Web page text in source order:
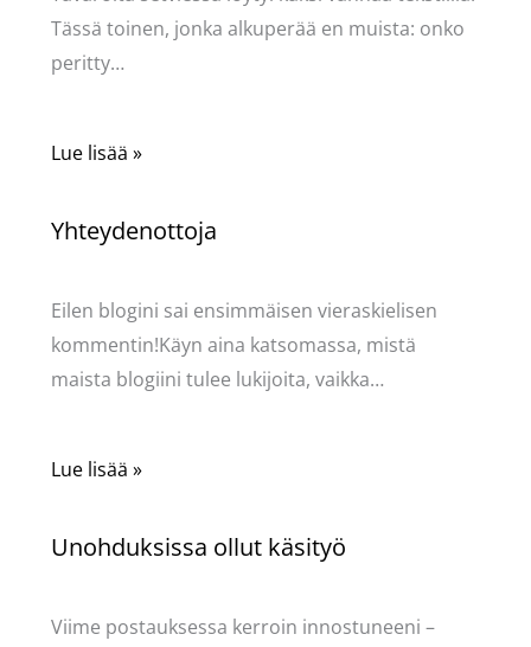
Tässä toinen, jonka alkuperää en muista: onko
peritty…
Lue lisää »
Yhteydenottoja
Eilen blogini sai ensimmäisen vieraskielisen
kommentin!Käyn aina katsomassa, mistä
maista blogiini tulee lukijoita, vaikka…
Lue lisää »
Unohduksissa ollut käsityö
Viime postauksessa kerroin innostuneeni –